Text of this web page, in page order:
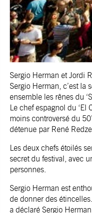
Sergio Herman et Jordi
Sergio Herman, c’est la
ensemble les rênes du
Le chef espagnol du ‘El
moins controversé du
détenue par René
Les deux chefs étoilés
secret du festival, avec
personnes.
Sergio Herman est
de donner des
a déclaré Sergio Herman.